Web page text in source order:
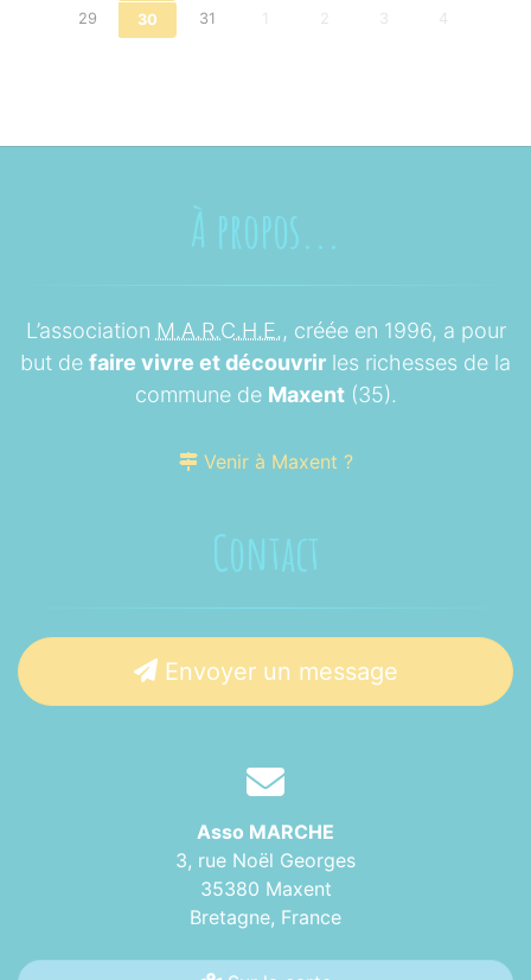
29 30 31 1 2 3 4
À propos...
L’association M.A.R.C.H.E., créée en 1996, a pour
but de faire vivre et découvrir les richesses de la
commune de Maxent(35).
Venir à Maxent ?
Contact
Envoyer un message
Asso MARCHE
3, rue Noël Georges
35380 Maxent
Bretagne, France